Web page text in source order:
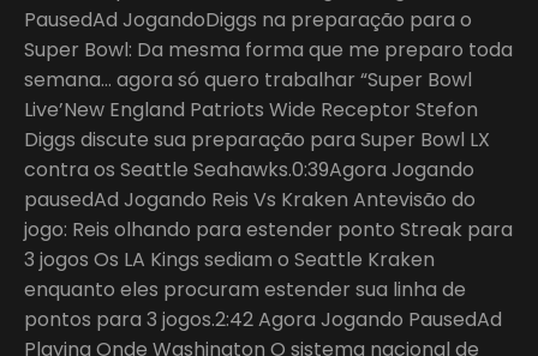
PausedAd JogandoDiggs na preparação para o
Super Bowl: Da mesma forma que me preparo toda
semana… agora só quero trabalhar “Super Bowl
Live’New England Patriots Wide Receptor Stefon
Diggs discute sua preparação para Super Bowl LX
contra os Seattle Seahawks.0:39Agora Jogando
pausedAd Jogando Reis Vs Kraken Antevisão do
jogo: Reis olhando para estender ponto Streak para
3 jogos Os LA Kings sediam o Seattle Kraken
enquanto eles procuram estender sua linha de
pontos para 3 jogos.2:42 Agora Jogando PausedAd
Playing Onde Washington O sistema nacional de